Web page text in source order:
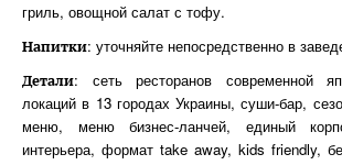
гриль, овощной салат с тофу.
Напитки: уточняйте непосредственно в
Детали: сеть ресторанов современной
локаций в 13 городах Украины, суши-бар,
меню, меню бизнес-ланчей, единый
интерьера, формат take away, kids friendly,